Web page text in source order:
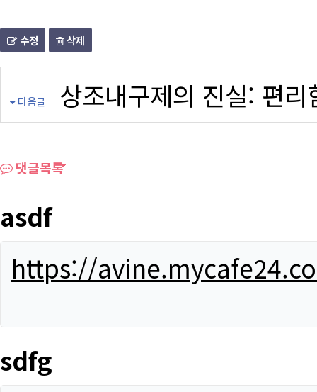
수정 삭제
다음글 상조내구제의 진실: 편
댓글목록
asdf
https://
sdfg